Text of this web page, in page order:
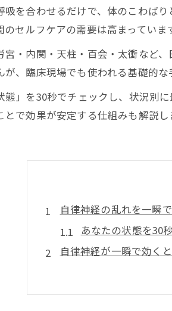
吸を合わせるだけで、体のこわば
セルフケアの需要は高まっていま
宮・内関・天柱・百会・太衝など
が、臨床現場でも使われる基礎的
態」を30秒でチェックし、状況別
で効果が安定する仕組みも解説し
自律神経の乱れを一瞬
あなたの状態を30
自律神経が一瞬で効く
神経反射と筋緊張
息を整えると効果